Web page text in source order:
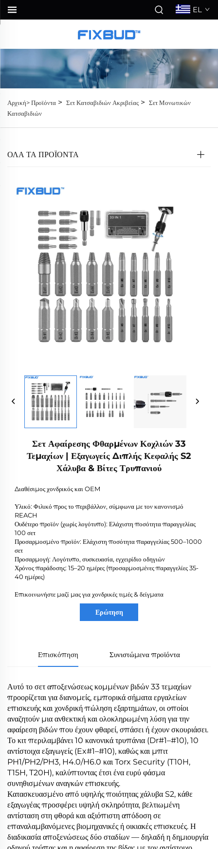
EL
Αρχική>Προϊόντα > Σετ Κατσαβιδιών Ακριβείας > Σετ Μονωτικών
Κατσαβιδιών
ΟΛΑ ΤΑ ΠΡΟΪΟΝΤΑ
Σετ Αφαίρεσης Φθαρμένων Κοχλιών 33
Τεμαχίων | Εξαγωγείς Διπλής Κεφαλής S2
Χάλυβα & Βίτες Τρυπανιού
Διαθέσιμος χονδρικός και OEM
Υλικό: Φιλικό προς το περιβάλλον, σύμφωνα με τον κανονισμό
REACH
Ουδέτερο προϊόν (χωρίς λογότυπο): Ελάχιστη ποσότητα παραγγελίας
100 σετ
Προσαρμοσμένο προϊόν: Ελάχιστη ποσότητα παραγγελίας 500–1000
σετ
Προσαρμογή: Λογότυπο, συσκευασία, εγχειρίδιο οδηγιών
Χρόνος παράδοσης: 15–20 ημέρες (προσαρμοσμένες παραγγελίες 35-
40 ημέρες)
Επικοινωνήστε μαζί μας για χονδρικές τιμές & δείγματα
Ερώτηση
Επισκόπηση Συνιστώμενα προϊόντα
Αυτό το σετ αποξενώσεως κομμένων βιδών 33 τεμαχίων
προορίζεται για διανομείς, εμπορικά σήματα εργαλείων
επισκευής και χονδρική πώληση εξαρτημάτων, οι οποίοι
αναζητούν μια ανθεκτική και ολοκληρωμένη λύση για την
αφαίρεση βιδών που έχουν φθαρεί, σπάσει ή έχουν σκουριάσει.
Το κιτ περιλαμβάνει 10 κανονικά τρυπάνια (Dr#1–#10), 10
αντίστοιχα εξαγωγείς (Ex#1–#10), καθώς και μπιτ
PH1/PH2/PH3, H4.0/H6.0 και Torx Security (T10H,
T15H, T20H), καλύπτοντας έτσι ένα ευρύ φάσμα
συνηθισμένων αναγκών επισκευής.
Κατασκευασμένο από υψηλής ποιότητας χάλυβα S2, κάθε
εξαγωγέας προσφέρει υψηλή σκληρότητα, βελτιωμένη
αντίσταση στη φθορά και αξιόπιστη απόδοση σε
επαναλαμβανόμενες βιομηχανικές ή οικιακές επισκευές. Η
διαδικασία αποξενώσεως δύο σταδίων — δηλαδή η δημιουργία